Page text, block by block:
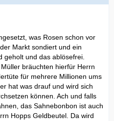
was Rosen schon vor
Markt sondiert und ein
geholt und das ablösefrei.
bräuchten hierfür Herrn
für mehrere Millionen ums
hat was drauf und wird sich
können. Ach und falls
das Sahnebonbon ist auch
Hopps Geldbeutel. Da wird